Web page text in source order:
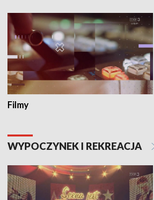
Filmy
WYPOCZYNEK I REKREACJA